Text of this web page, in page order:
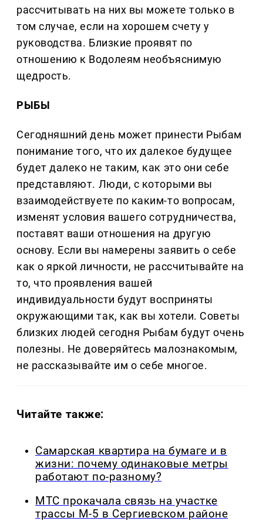
рассчитывать на них вы можете только в
том случае, если на хорошем счету у
руководства. Близкие проявят по
отношению к Водолеям необъяснимую
щедрость.
РЫБЫ
Сегодняшний день может принести Рыбам
понимание того, что их далекое будущее
будет далеко не таким, как это они себе
представляют. Люди, с которыми вы
взаимодействуете по каким-то вопросам,
изменят условия вашего сотрудничества,
поставят ваши отношения на другую
основу. Если вы намерены заявить о себе
как о яркой личности, не рассчитывайте на
то, что проявления вашей
индивидуальности будут восприняты
окружающими так, как вы хотели. Советы
близких людей сегодня Рыбам будут очень
полезны. Не доверяйтесь малознакомым,
не рассказывайте им о себе многое.
Читайте также:
Самарская квартира на бумаге и в
жизни: почему одинаковые метры
работают по-разному?
МТС прокачала связь на участке
трассы М-5 в Сергиевском районе